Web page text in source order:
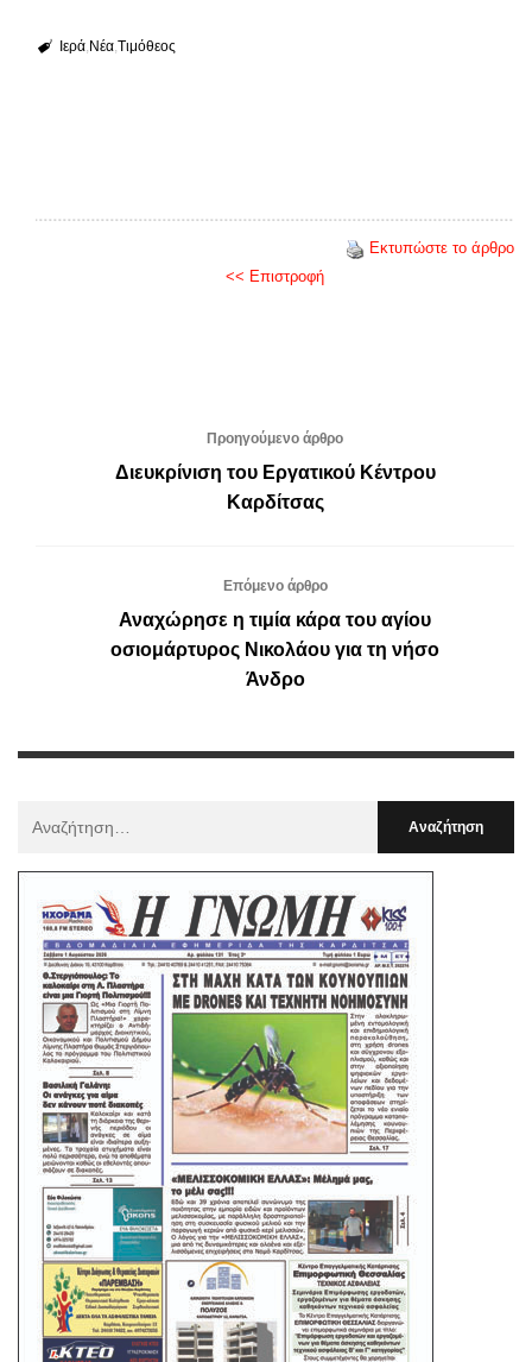
Ιερά Νέα Τιμόθεος
Εκτυπώστε το άρθρο
<< Επιστροφή
Προηγούμενο άρθρο
Διευκρίνιση του Εργατικού Κέντρου
Καρδίτσας
Επόμενο άρθρο
Αναχώρησε η τιμία κάρα του αγίου
οσιομάρτυρος Νικολάου για τη νήσο
Άνδρο
: